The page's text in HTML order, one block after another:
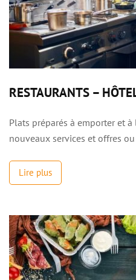
RESTAURANTS –
Plats préparés à emporter et
nouveaux services et offres
Lire plus